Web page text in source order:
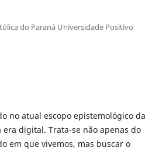
do Paraná Universidade Positivo
no atual escopo epistemológico da
digital. Trata-se não apenas do
em que vivemos, mas buscar o